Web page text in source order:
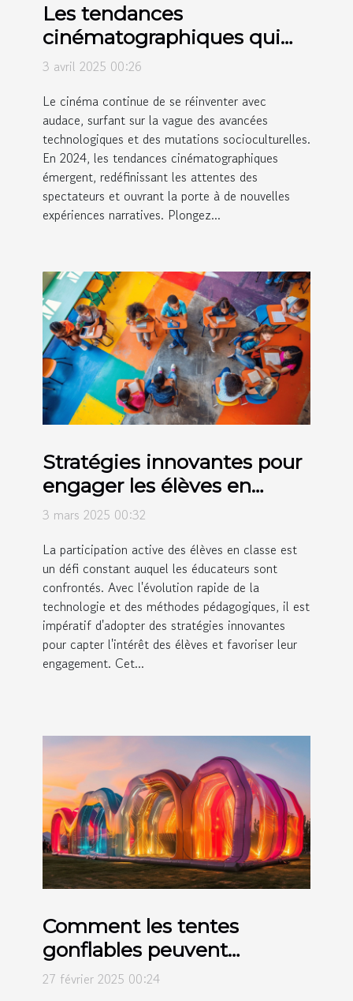
Les tendances
cinématographiques qui
façonnent 2024
3 avril 2025 00:26
Le cinéma continue de se réinventer avec
audace, surfant sur la vague des avancées
technologiques et des mutations socioculturelles.
En 2024, les tendances cinématographiques
émergent, redéfinissant les attentes des
spectateurs et ouvrant la porte à de nouvelles
expériences narratives. Plongez...
Stratégies innovantes pour
engager les élèves en
classe
3 mars 2025 00:32
La participation active des élèves en classe est
un défi constant auquel les éducateurs sont
confrontés. Avec l'évolution rapide de la
technologie et des méthodes pédagogiques, il est
impératif d'adopter des stratégies innovantes
pour capter l'intérêt des élèves et favoriser leur
engagement. Cet...
Comment les tentes
gonflables peuvent
révolutionner vos
27 février 2025 00:24